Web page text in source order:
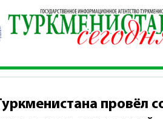
\ Президент Туркменистана
провёл